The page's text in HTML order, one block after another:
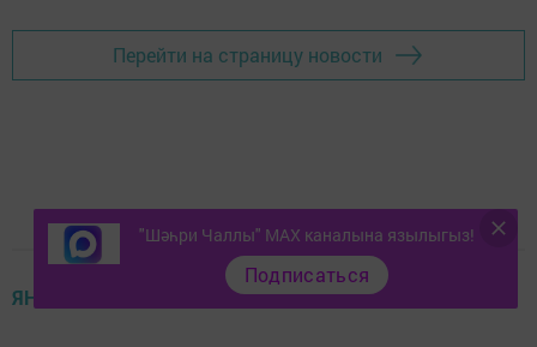
Перейти на страницу новости
ЯҢАЛЫКЛАР ТАСМАСЫ
"Шәһри Чаллы" MAX каналына язылыгыз!
Подписаться